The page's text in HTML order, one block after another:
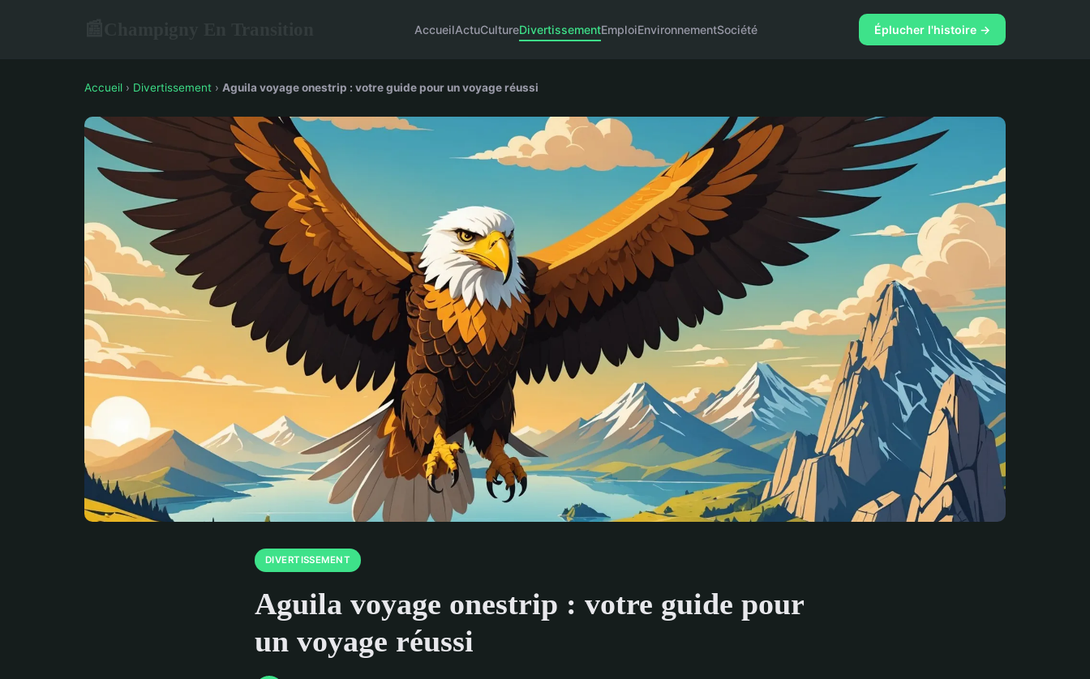
AccueilActuCultureDivertissementEmploiEnvironnementSociété Éplucher l'histoire →
Accueil › Divertissement › Aguila voyage onestrip : votre guide pour un voyage réussi
DIVERTISSEMENT
Aguila voyage onestrip : votre guide pour
un voyage réussi